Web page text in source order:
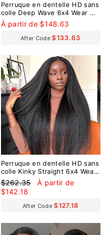
Perruque en dentelle HD sans
colle Deep Wave 6x4 Wear Go
avec de minuscules nœuds
pré-décolorés
À partir de $148.63
After Code$133.63
Perruque en dentelle HD sans
colle Kinky Straight 6x4 Wear
Go avec de petits nœuds pré-
décolorés
Prix
régulier
$262.35
Prix
À partir de
$142.18
After Code$127.18